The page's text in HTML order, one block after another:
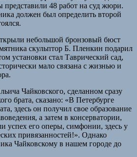
представили 48 работ на суд жюри.
должен был определить второй
небольшой бронзовый бюст
скульптор Б. Пленкин подарил
установки стал Таврический сад,
мало связана с жизнью и
Чайковского, сделанном сразу
брата, сказано: «В Петербурге
здесь он получил свое образование
а затем в консерватории,
успех его оперы, симфонии, здесь у
привязанностей!». Однако
Чайковскому в нашем городе до